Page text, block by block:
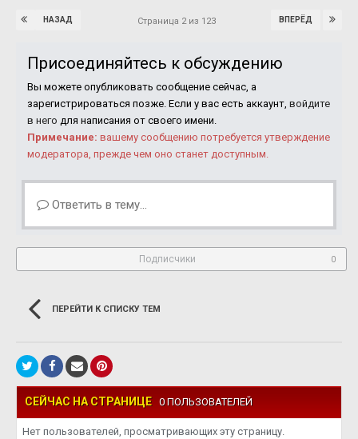
НАЗАД ВПЕРЁД
Страница 2 из 123
Присоединяйтесь к обсуждению
Вы можете опубликовать сообщение сейчас, а
зарегистрироваться позже. Если у вас есть аккаунт, войдите
в него для написания от своего имени.
Примечание: вашему сообщению потребуется утверждение
модератора, прежде чем оно станет доступным.
Ответить в тему...
Подписчики 0
ПЕРЕЙТИ К СПИСКУ ТЕМ
СЕЙЧАС НА СТРАНИЦЕ 0 ПОЛЬЗОВАТЕЛЕЙ
Нет пользователей, просматривающих эту страницу.